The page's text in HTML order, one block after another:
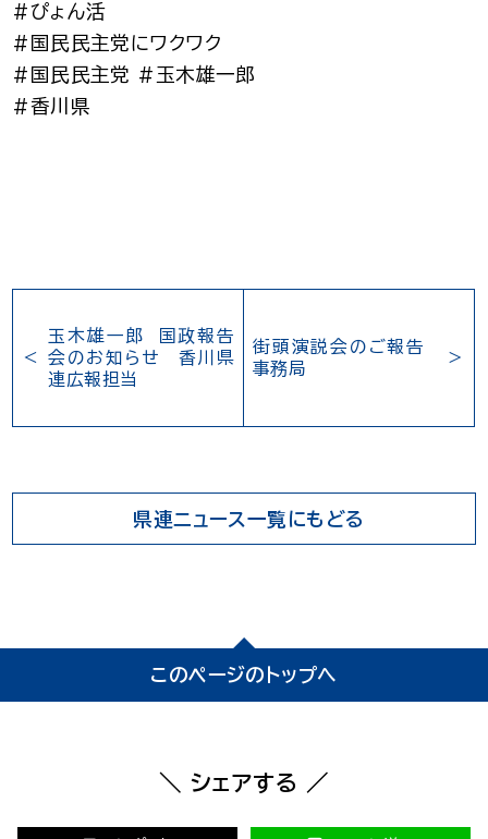
#ぴょん活
#国民民主党にワクワク
#国民民主党 #玉木雄一郎
#香川県
玉木雄一郎 国政報告
会のお知らせ 香川県
連広報担当
街頭演説会のご報告
事務局
県連ニュース一覧にもどる
このページのトップへ
＼ シェアする ／